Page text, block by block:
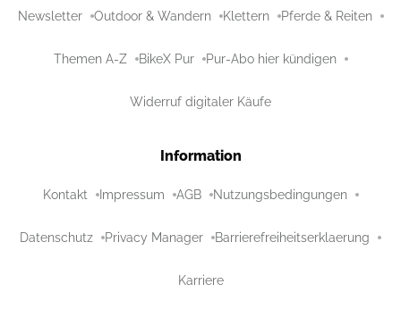
Newsletter Outdoor & Wandern Klettern Pferde & Reiten
Themen A-Z BikeX Pur Pur-Abo hier kündigen
Widerruf digitaler Käufe
Information
Kontakt Impressum AGB Nutzungsbedingungen
Datenschutz Privacy Manager Barrierefreiheitserklaerung
Karriere